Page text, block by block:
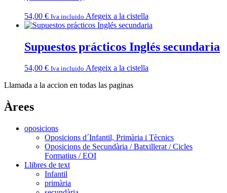
54,00 € Iva incluido Afegeix a la cistella
Supuestos prácticos Inglés secundaria
54,00 € Iva incluido Afegeix a la cistella
Llamada a la accion en todas las paginas
Àrees
oposicions
Oposicions d´Infantil, Primària i Tècnics
Oposicions de Secundària / Batxillerat / Cicles
Formatius / EOI
Llibres de text
Infantil
primària